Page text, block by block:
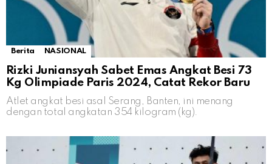
Berita NASIONAL
Rizki Juniansyah Sabet Emas Angkat Besi 73
Kg Olimpiade Paris 2024, Catat Rekor Baru
Atlet angkat besi asal Serang, Banten, ini menang
dengan total angkatan 354 kilogram (kg).